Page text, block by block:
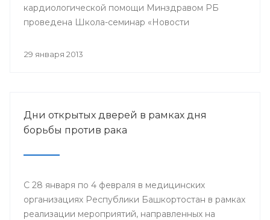
кардиологической помощи Минздравом РБ
проведена Школа-семинар «Новости
29 января 2013
Дни открытых дверей в рамках дня
борьбы против рака
С 28 января по 4 февраля в медицинских
организациях Республики Башкортостан в рамках
реализации мероприятий, направленных на